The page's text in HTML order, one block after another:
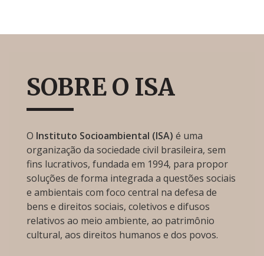
SOBRE O ISA
O Instituto Socioambiental (ISA) é uma
organização da sociedade civil brasileira, sem
fins lucrativos, fundada em 1994, para propor
soluções de forma integrada a questões sociais
e ambientais com foco central na defesa de
bens e direitos sociais, coletivos e difusos
relativos ao meio ambiente, ao patrimônio
cultural, aos direitos humanos e dos povos.